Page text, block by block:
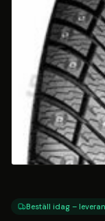
Beställ idag –